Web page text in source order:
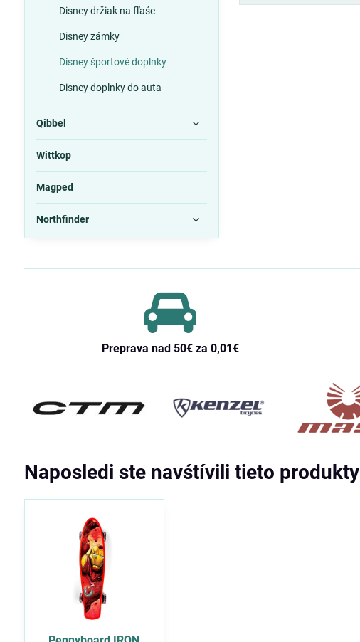
Disney držiak na fľaśe
Disney zámky
Disney športové doplnky
Disney doplnky do auta
Qibbel
Wittkop
Magped
Northfinder
Preprava nad 50€ za 0,01€
Naposledi ste navśtívili tieto produkty